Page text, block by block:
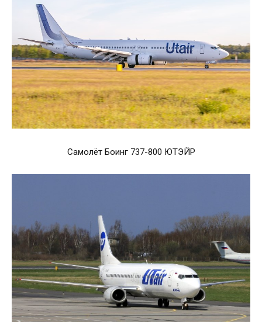
Самолёт Боинг 737-800 ЮТЭЙР